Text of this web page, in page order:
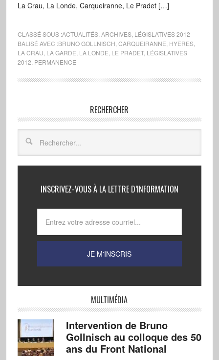
La Crau, La Londe, Carqueiranne, Le Pradet […]
CLASSÉ SOUS :ACTUALITÉS, ARCHIVES, LÉGISLATIVES 2012
BALISÉ AVEC :BRUNO GOLLNISCH CARQUEIRANNE HYÈRES,
LA CRAU LA GARDE LA LONDE LE PRADET, LÉGISLATIVES
2012 PERMANENCE
RECHERCHER
INSCRIVEZ-VOUS À LA LETTRE D’INFORMATION
MULTIMÉDIA
Intervention de Bruno
Gollnisch au colloque des 50
ans du Front National